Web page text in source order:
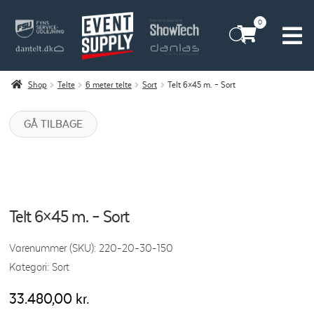
0
Shop Telte 6 meter telte Sort Telt 6×45 m. – Sort
GÅ TILBAGE
Telt 6×45 m. – Sort
33.480,00 kr.
Varenummer (SKU):220-20-30-150
Kategori:Sort
Vores historie
Kontakt os
Rådgivning
Billeder
Borddækning
Eventudlejning
Teltudlejning
Telt med gulv